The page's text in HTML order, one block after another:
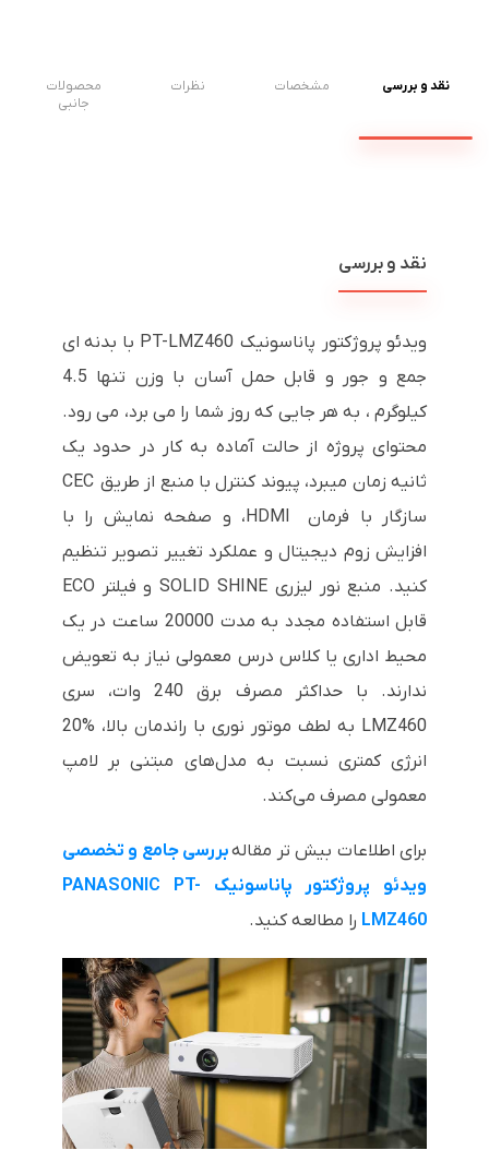
نقد و بررسی مشخصات نظرات
محصولات
جانبی
نقد و بررسی
ویدئو پروژکتور پاناسونیک PT-LMZ460 با بدنه ای
جمع و جور و قابل حمل آسان با وزن تنها 4.5
کیلوگرم ، به هر جایی که روز شما را می برد، می رود.
محتوای پروژه از حالت آماده به کار در حدود یک
ثانیه زمان میبرد، پیوند کنترل با منبع از طریق CEC
سازگار با فرمان HDMI، و صفحه نمایش را با
افزایش زوم دیجیتال و عملکرد تغییر تصویر تنظیم
کنید. منبع نور لیزری SOLID SHINE و فیلتر ECO
قابل استفاده مجدد به مدت 20000 ساعت در یک
محیط اداری یا کلاس درس معمولی نیاز به تعویض
ندارند. با حداکثر مصرف برق 240 وات، سری
LMZ460 به لطف موتور نوری با راندمان بالا، %20
انرژی کمتری نسبت به مدل‌های مبتنی بر لامپ
معمولی مصرف می‌کند.
برای اطلاعات بیش تر مقالهبررسی جامع و تخصصی
ویدئو پروژکتور پاناسونیک PANASONIC PT-
LMZ460 را مطالعه کنید.